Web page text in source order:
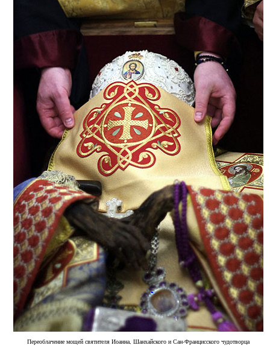
Переоблачение мощей святителя Иоанна, Шанхайского и Сан-Францисского чудотворца